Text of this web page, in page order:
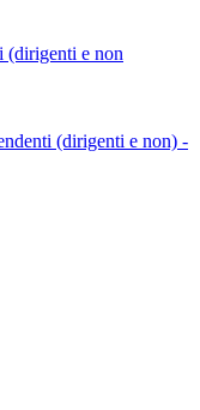
(dirigenti e non
(dirigenti e non) -